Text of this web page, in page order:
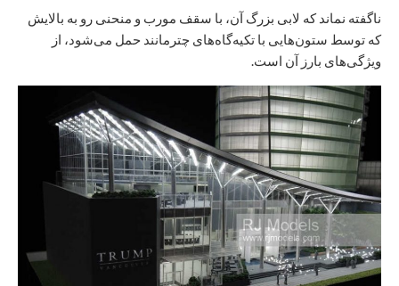
ناگفته نماند که لابی بزرگ آن، با سقف مورب و منحنی رو به بالایش
که توسط ستون‌هایی با تکیه‌گاه‌های چترمانند حمل می‌شود، از
ویژگی‌های بارز آن است.